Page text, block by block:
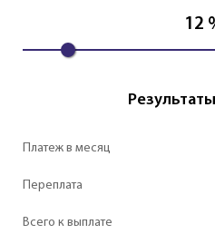
12
Платеж в месяц
Переплата
Всего к выплате